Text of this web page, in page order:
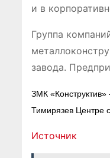
и в
Группа
завода.
ЗМК
Тимирязев Центре
Источник